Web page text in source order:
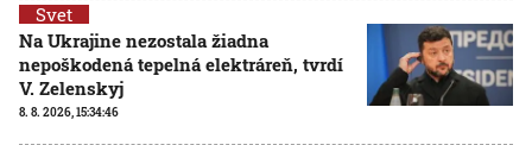
Svet
Na Ukrajine nezostala žiadna
nepoškodená tepelná elektráreň, tvrdí
V. Zelenskyj
8. 8. 2026, 15:34:46